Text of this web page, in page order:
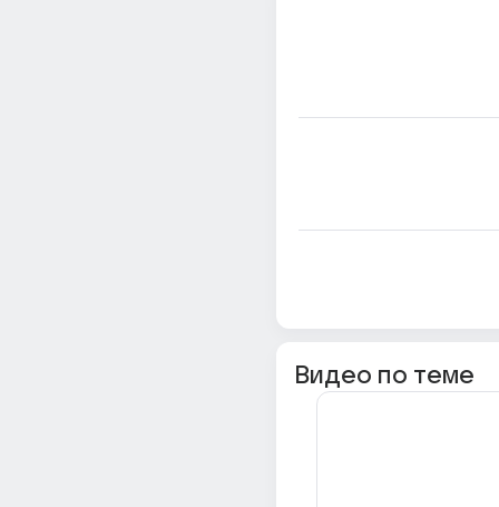
Видео по теме